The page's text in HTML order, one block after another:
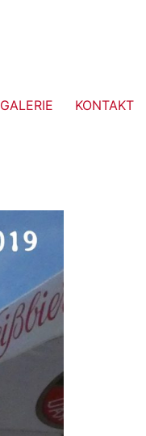
GALERIE KONTAKT